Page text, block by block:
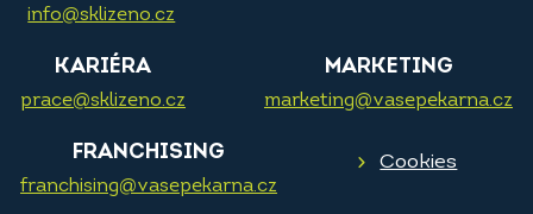
info@sklizeno.cz
KARIÉRA
prace@sklizeno.cz
MARKETING
marketing@vasepekarna.cz
FRANCHISING
franchising@vasepekarna.cz
Cookies